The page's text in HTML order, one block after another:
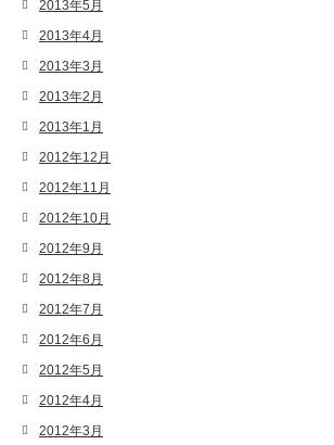
2013年5月
2013年4月
2013年3月
2013年2月
2013年1月
2012年12月
2012年11月
2012年10月
2012年9月
2012年8月
2012年7月
2012年6月
2012年5月
2012年4月
2012年3月